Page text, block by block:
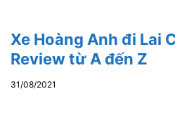
Xe Hoàng Anh đi Lai
Review từ A đến Z
31/08/2021